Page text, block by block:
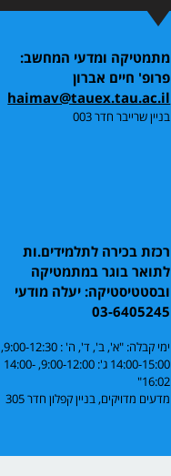
מתמטיקה ומדעי המחשב:
פרופ' חיים אברון
haimav@tauex.tau.ac.il
בניין שרייבר חדר 003
רכזת בכירה לתלמידים.ות
לתואר בוגר במתמטיקה
ובסטטיסטיקה: יעלה מודעי
03-6405245
ימי קבלה: "א', ב', ד', ה' : 9:00-12:30,
14:00-15:00 ג': 9:00-12:00, 14:00-
16:02"
מדעים מדויקים, בניין קפלון חדר 305